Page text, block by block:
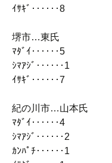
ｲｻｷﾞ‥‥‥8
堺市…東氏
ﾏﾀﾞｲ‥‥‥5
ｼﾏｱｼﾞ‥‥‥1
ｲｻｷﾞ‥‥‥7
紀の川市…山本氏
ﾏﾀﾞｲ‥‥‥4
ｼﾏｱｼﾞ‥‥‥2
ｶﾝﾊﾟﾁ‥‥‥1